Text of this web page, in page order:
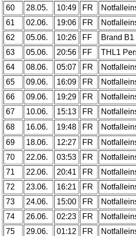
60
28.05. 10:49 FR
61
02.06. 19:06 FR
62
05.06. 10:26 FF
Brand
63
05.06. 20:56 FF
THL1
64
08.06. 05:07 FR
65
09.06. 16:09 FR
66
09.06. 19:29 FR
67
10.06. 15:13 FR
68
16.06. 19:48 FR
69
18.06. 12:27 FR
70
22.06. 03:53 FR
71
22.06. 20:41 FR
72
23.06. 16:21 FR
73
24.06. 15:00 FR
74
26.06. 02:23 FR
75
29.06. 01:12 FR